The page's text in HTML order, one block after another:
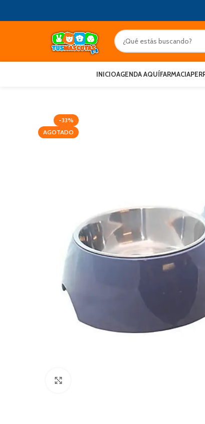
INICIOAGENDA AQUÍFARMACIA
-33%
AGOTADO